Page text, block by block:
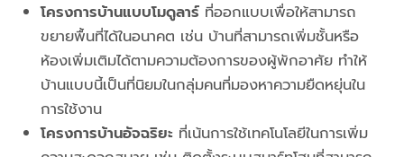
โครงการบ้านแบบโมดูลาร์ ที่ออกแบบเพื่อให้สามารถ
ขยายพื้นที่ได้ในอนาคต เช่น บ้านที่สามารถเพิ่มชั้นหรือ
ห้องเพิ่มเติมได้ตามความต้องการของผู้พักอาศัย ทำให้
บ้านแบบนี้เป็นที่นิยมในกลุ่มคนที่มองหาความยืดหยุ่นใน
การใช้งาน
โครงการบ้านอัจฉริยะ ที่เน้นการใช้เทคโนโลยีในการเพิ่ม